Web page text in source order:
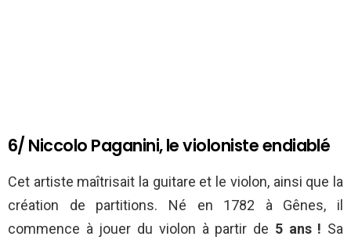
6/ Niccolo Paganini, le violoniste endiablé
Cet artiste maîtrisait la guitare et le violon, ainsi que la
création de partitions. Né en 1782 à Gênes, il
commence à jouer du violon à partir de 5 ans ! Sa